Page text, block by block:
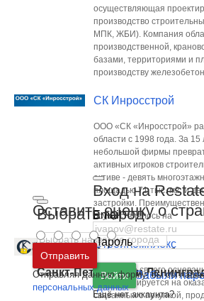
Выбрать город
Москва и
Московская
Санкт-Петербург и
Вход на
Email
Пароль
Войти Забыли
Ещё нет аккаунта?
осуществляющая
производство
МПК, ЖБИ). Компания
производственной,
базами, территориями и
производству
СК Инросстрой
ООО «СК «Инросстрой»
области с 1998 года. За 15
небольшой фирмы
активных игроков
активе - девять
площадью 71 тыс. м2, и
застройки.
осуществлялось на
СтройКомплекс
С момента своего
специализируется на
связанных с покупкой,
Оставить оценку о
Отправить
Отправляя данную форму, вы
персональных данных